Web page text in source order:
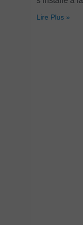
Lire Plus »